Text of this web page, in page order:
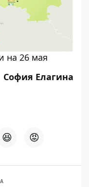
на 26 мая
София Елагина
😆 😡